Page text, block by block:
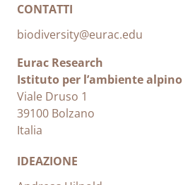
CONTATTI
biodiversity@eurac.edu
Eurac Research
Istituto per l’ambiente alpino
Viale Druso 1
39100 Bolzano
Italia
IDEAZIONE